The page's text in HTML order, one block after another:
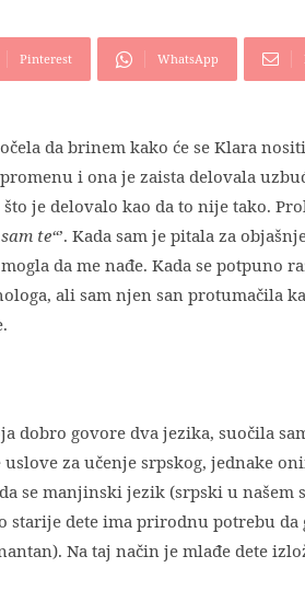
Pinterest WhatsApp
da brinem kako će se Klara
i ona je zaista delovala
je delovalo kao da to nije tako.
te“’. Kada sam je pitala za
da me nađe. Kada se potpuno
ali sam njen san protumačila
dobro govore dva jezika, suočila
za učenje srpskog, jednake
se manjinski jezik (srpski u našem
starije dete ima prirodnu potrebu
Na taj način je mlađe dete